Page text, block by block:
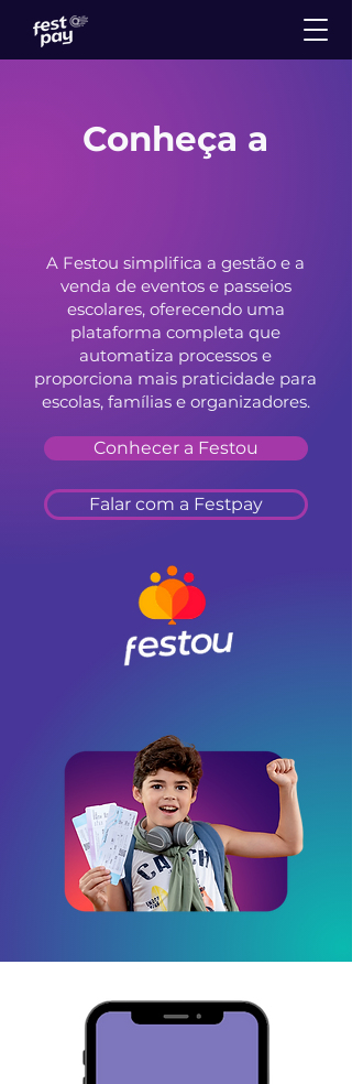
Conheça a
A Festou simplifica a gestão e a
venda de eventos e passeios
escolares, oferecendo uma
plataforma completa que
automatiza processos e
proporciona mais praticidade para
escolas, famílias e organizadores.
Conhecer a Festou
Falar com a Festpay